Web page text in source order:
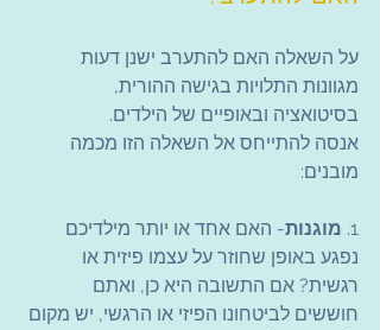
על השאלה האם להתערב ישנן דעות
מגוונות התלויות בגישה ההורית,
בסיטואציה ובאופיים של הילדים.
אנסה להתייחס אל השאלה הזו מכמה
מובנים:
1. מוגנות- האם אחד או יותר מילדיכם
נפגע באופן שחוזר על עצמו פיזית או
רגשית? אם התשובה היא כן, ואתם
חוששים לביטחונו הפיזי או הרגשי, יש מקום